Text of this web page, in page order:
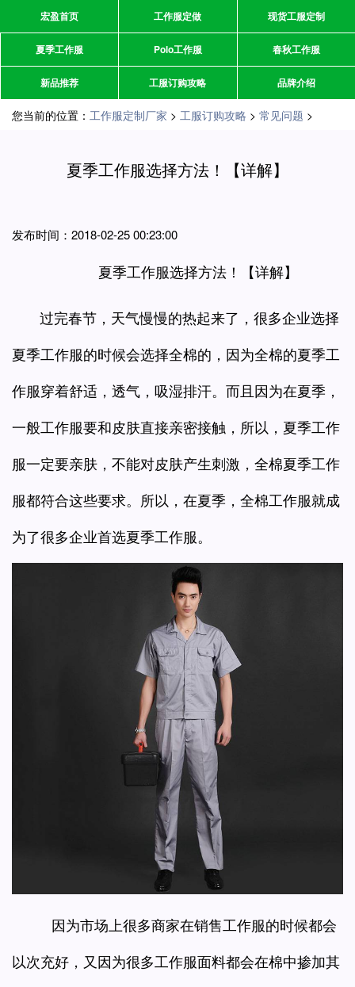
宏盈首页 工作服定做 现货工服定制
夏季工作服 Polo工作服 春秋工作服
新品推荐 工服订购攻略 品牌介绍
您当前的位置： 工作服定制厂家 > 工服订购攻略 > 常见问题 >
夏季工作服选择方法！【详解】
发布时间：2018-02-25 00:23:00
夏季工作服选择方法！【详解】
过完春节，天气慢慢的热起来了，很多企业选择
夏季工作服的时候会选择全棉的，因为全棉的夏季工
作服穿着舒适，透气，吸湿排汗。而且因为在夏季，
一般工作服要和皮肤直接亲密接触，所以，夏季工作
服一定要亲肤，不能对皮肤产生刺激，全棉夏季工作
服都符合这些要求。所以，在夏季，全棉工作服就成
为了很多企业首选夏季工作服。
因为市场上很多商家在销售工作服的时候都会
以次充好，又因为很多工作服面料都会在棉中掺加其